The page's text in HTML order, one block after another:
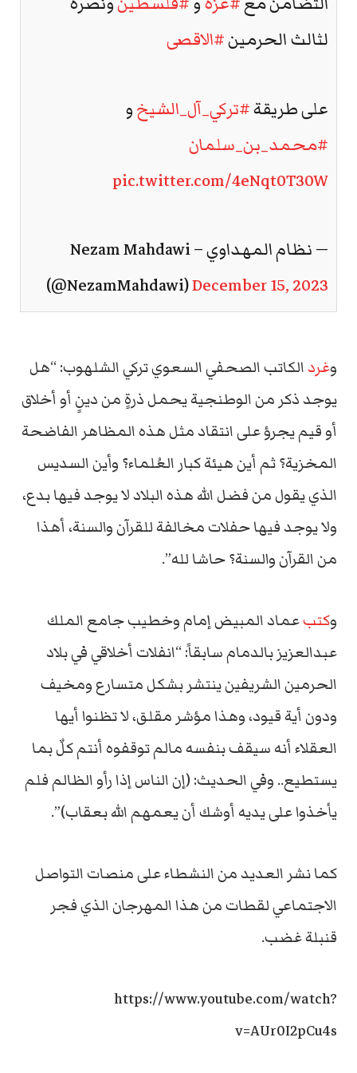
لثالث الحرمين#الاقصى
على طريقة#تركي_آل_الشيخو
#محمد_بن_سلمان
pic.twitter.com/4eNqt0T30W
— نظام المهداوي – Nezam Mahdawi
(@NezamMahdawi)December 15, 2023
وغردالكاتب الصحفي السعوي تركي الشلهوب: “هل
يوجد ذكر من الوطنجية يحمل ذرةٍ من دينٍ أو أخلاق
أو قيم يجرؤ على انتقاد مثل هذه المظاهر الفاضحة
المخزية؟ ثم أين هيئة كبار العُلماء؟ وأين السديس
الذي يقول من فضل الله هذه البلاد لا يوجد فيها بدع،
ولا يوجد فيها حفلات مخالفة للقرآن والسنة، أهذا
من القرآن والسنة؟ حاشا لله”.
وكتبعماد المبيض إمام وخطيب جامع الملك
عبدالعزيز بالدمام سابقاً: “انفلات أخلاقي في بلاد
الحرمين الشريفين ينتشر بشكل متسارع ومخيف
ودون أية قيود، وهذا مؤشر مقلق، لا تظنوا أيها
العقلاء أنه سيقف بنفسه مالم توقفوه أنتم كلٌ بما
يستطيع.. وفي الحديث: (إن الناس إذا رأو الظالم فلم
يأخذوا على يديه أوشك أن يعمهم الله بعقاب)”.
كما نشر العديد من النشطاء على منصات التواصل
الاجتماعي لقطات من هذا المهرجان الذي فجر
قنبلة غضب.
https://www.youtube.com/watch?
v=AUr0I2pCu4s